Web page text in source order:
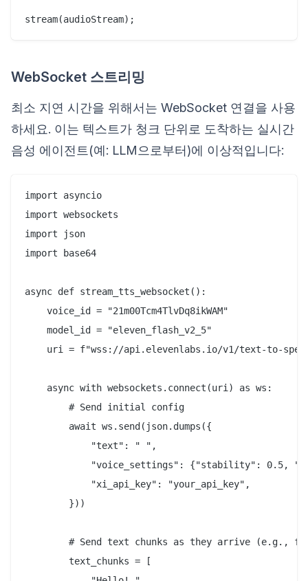
WebSocket 스트리밍
최소 지연 시간을 위해서는 WebSocket 연결을 사용
하세요. 이는 텍스트가 청크 단위로 도착하는 실시간
음성 에이전트(예: LLM으로부터)에 이상적입니다:
import asyncio
import websockets
import json
import base64
async def stream_tts_websocket():
    voice_id = "21m00Tcm4TlvDq8ikWAM"
    model_id = "eleven_flash_v2_5"
uri = f"wss://api.elevenlabs.io/v1/text-to-
    async with websockets.connect(uri) as ws:
        # Send initial config
        await ws.send(json.dumps({
            "text": " ",
"voice_settings": {"stability": 0.5,
            "xi_api_key": "your_api_key",
        }))
# Send text chunks as they arrive (e.g.,
        text_chunks = [